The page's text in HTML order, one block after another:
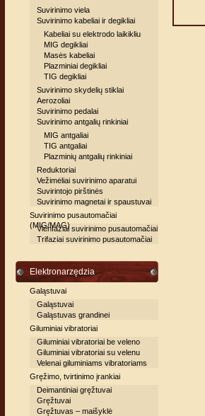
Suvirinimo viela
Suvirinimo kabeliai ir degikliai
Kabeliai su elektrodo laikikliu
MIG degikliai
Masės kabeliai
Plazminiai degikliai
TIG degikliai
Suvirinimo skydelių stiklai
Aerozoliai
Suvirinimo pedalai
Suvirinimo antgalių rinkiniai
MIG antgaliai
TIG antgaliai
Plazminių antgalių rinkiniai
Reduktoriai
Vežimėliai suvirinimo aparatui
Suvirintojo pirštinės
Suvirinimo magnetai ir spaustuvai
Suvirinimo pusautomačiai
(MIG/MAG)
Vienfaziai suvirinimo pusautomačiai
Trifaziai suvirinimo pusautomačiai
Elektronarzędzia
Galąstuvai
Galąstuvai
Galąstuvas grandinei
Giluminiai vibratoriai
Giluminiai vibratoriai be veleno
Giluminiai vibratoriai su velenu
Velenai giluminiams vibratoriams
Gręžimo, tvirtinimo įrankiai
Deimantiniai gręžtuvai
Gręžtuvai
Gręžtuvas – maišyklė